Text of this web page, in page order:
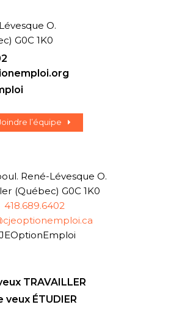
O.
G0C 1K0
l’équipe
René-Lévesque O.
(Québec) G0C 1K0
418.689.6402
TRAVAILLER
veux ÉTUDIER